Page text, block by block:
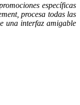
específicas
procesa todas las
una interfaz amigable